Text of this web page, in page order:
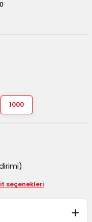
1000
seçenekleri